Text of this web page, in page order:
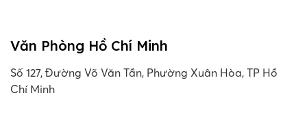
Văn Phòng Hồ Chí Minh
Số 127, Đường Võ Văn Tần, Phường Xuân Hòa, TP Hồ
Chí Minh